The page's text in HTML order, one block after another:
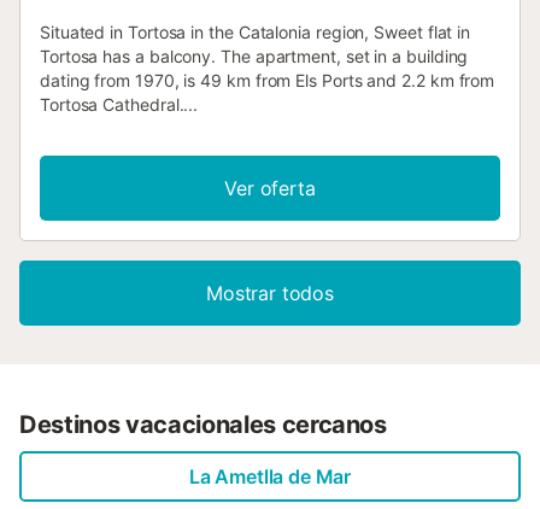
Situated in Tortosa in the Catalonia region, Sweet flat in
Tortosa has a balcony. The apartment, set in a building
dating from 1970, is 49 km from Els Ports and 2.2 km from
Tortosa Cathedral....
Ver oferta
Mostrar todos
Destinos vacacionales cercanos
La Ametlla de Mar